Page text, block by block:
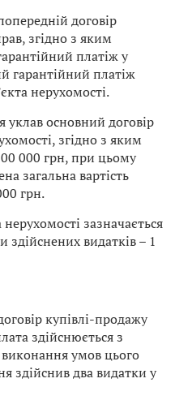
договір
згідно з яким
платіж у
гарантійний платіж
нерухомості.
уклав основний договір
згідно з яким
000 грн, при цьому
загальна вартість
грн.
нерухомості зазначається
здійснених видатків – 1
купівлі-продажу
здійснюється з
умов цього
здійснив два видатки у